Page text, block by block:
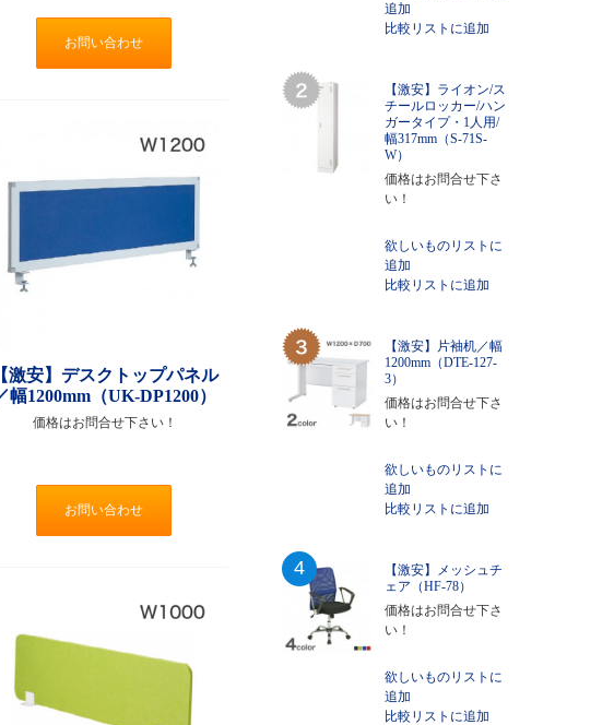
お問い合わせ
【激安】デスクトップパネル
幅1200mm（UK-DP1200）
価格はお問合せ下さい！
お問い合わせ
追加
比較リストに追加
【激安】ライオン/ス
チールロッカー/ハン
ガータイプ・1人用/
幅317mm（S-71S-
W）
価格はお問合せ下さ
い！
欲しいものリストに
追加
比較リストに追加
【激安】片袖机／幅
1200mm（DTE-127-
3）
価格はお問合せ下さ
い！
欲しいものリストに
追加
比較リストに追加
4
【激安】メッシュチ
ェア（HF-78）
価格はお問合せ下さ
い！
欲しいものリストに
追加
比較リストに追加